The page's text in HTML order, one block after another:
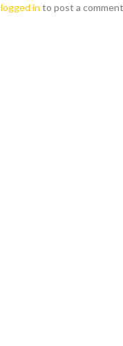
logged in to post a